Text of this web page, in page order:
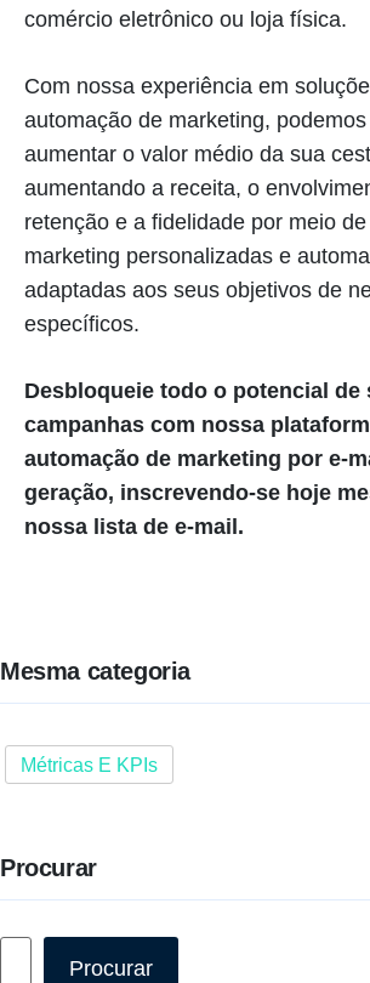
comércio eletrônico ou loja física.
Com nossa experiência em
automação de marketing,
aumentar o valor médio da sua
aumentando a receita, o
retenção e a fidelidade por meio
marketing personalizadas e
adaptadas aos seus objetivos de
específicos.
Desbloqueie todo o potencial de
campanhas com nossa
automação de marketing por e-
geração, inscrevendo-se hoje
nossa lista de e-mail.
Mesma categoria
Métricas E KPIs
Procurar
Procurar